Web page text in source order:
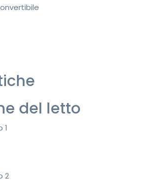
del letto
1
2